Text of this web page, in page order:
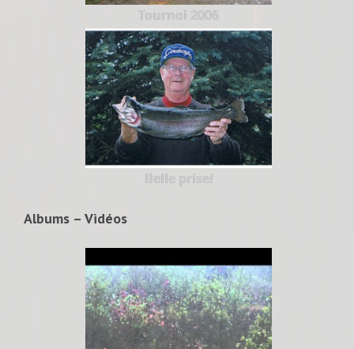
Tournoi 2006
Belle prise!
Albums – Vidéos